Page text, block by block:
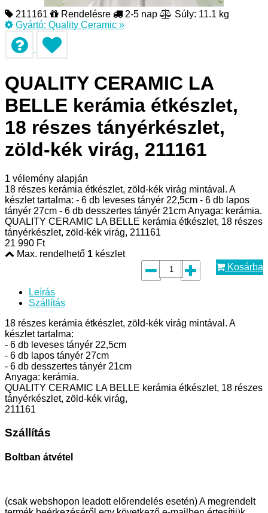
211161 Rendelésre 2-5 nap
Súly: 11.1 kg
Gyártó: Quality Ceramic »
QUALITY CERAMIC LA
BELLE kerámia étkészlet,
18 részes tányérkészlet,
zöld-kék virág, 211161
1 vélemény alapján
18 részes kerámia étkészlet, zöld-kék virág mintával. A
készlet tartalma: - 6 db leveses tányér 22,5cm - 6 db lapos
tányér 27cm - 6 db desszertes tányér 21cm Anyaga: kerámia.
QUALITY CERAMIC LA BELLE kerámia étkészlet, 18 részes
tányérkészlet, zöld-kék virág, 211161
21 990 Ft
Max. rendelhető 1 készlet
Kosárba
Leírás
Szállítás
18 részes kerámia étkészlet, zöld-kék virág mintával. A
készlet tartalma:
- 6 db leveses tányér 22,5cm
- 6 db lapos tányér 27cm
- 6 db desszertes tányér 21cm
Anyaga: kerámia.
QUALITY CERAMIC LA BELLE kerámia étkészlet, 18 részes
tányérkészlet, zöld-kék virág,
211161
Szállítás
Boltban átvétel
(csak webshopon leadott előrendelés esetén) A megrendelt